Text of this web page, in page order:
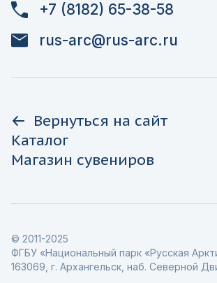
+7 (8182) 65-38-58
rus-arc@rus-arc.ru
Вернуться на сайт
Каталог
Магазин сувениров
© 2011-2025
ФГБУ «Национальный парк «Русская
163069, г. Архангельск, наб. Северной